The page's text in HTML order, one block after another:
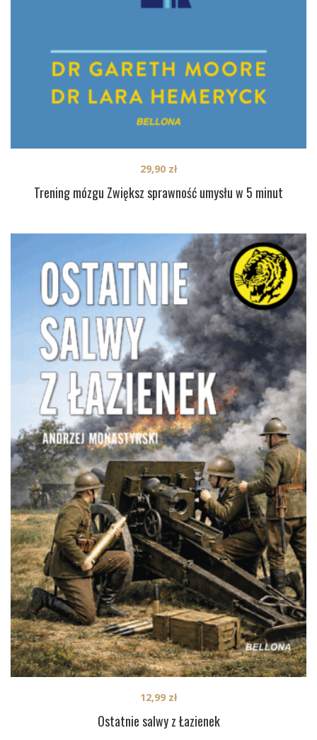
Trening mózgu Zwiększ sprawność umysłu w 5 minut
29,90 zł
Ostatnie salwy z Łazienek
12,99 zł